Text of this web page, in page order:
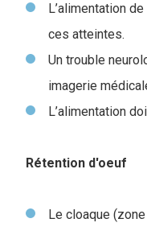
L’alimentation
ces atteintes.
Un trouble
imagerie
L’alimentation
Rétention d'oeuf
Le cloaque